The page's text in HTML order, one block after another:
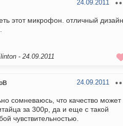
24.09.2011
этот микрофон. отличный
- 24.09.2011
24.09.2011
сомневаюсь, что качество может
за 300р, да и еще с такой
чувствительностью.